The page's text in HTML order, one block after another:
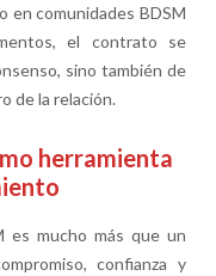
en comunidades BDSM
el contrato se
sino también de
de la relación.
herramienta
es mucho más que un
confianza y